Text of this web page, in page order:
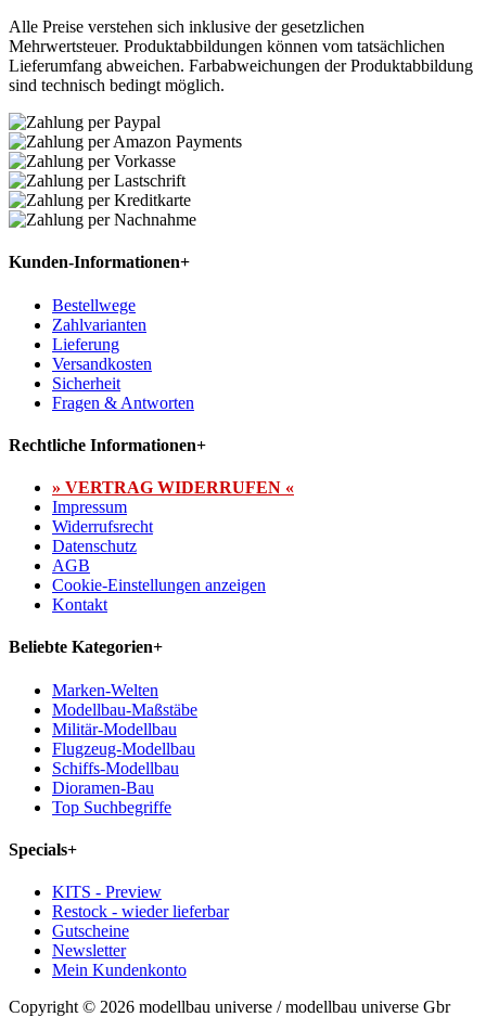
Alle Preise verstehen sich inklusive der gesetzlichen
Mehrwertsteuer. Produktabbildungen können vom tatsächlichen
Lieferumfang abweichen. Farbabweichungen der Produktabbildung
sind technisch bedingt möglich.
Kunden-Informationen+
Bestellwege
Zahlvarianten
Lieferung
Versandkosten
Sicherheit
Fragen & Antworten
Rechtliche Informationen+
» VERTRAG WIDERRUFEN «
Impressum
Widerrufsrecht
Datenschutz
AGB
Cookie-Einstellungen anzeigen
Kontakt
Beliebte Kategorien+
Marken-Welten
Modellbau-Maßstäbe
Militär-Modellbau
Flugzeug-Modellbau
Schiffs-Modellbau
Dioramen-Bau
Top Suchbegriffe
Specials+
KITS - Preview
Restock - wieder lieferbar
Gutscheine
Newsletter
Mein Kundenkonto
Copyright © 2026 modellbau universe / modellbau universe Gbr